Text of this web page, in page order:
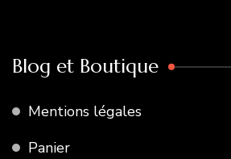
Blog et Boutique
Mentions légales
Panier